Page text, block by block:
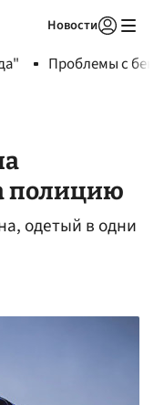
Новости
Проблемы с
полицию
одетый в одни